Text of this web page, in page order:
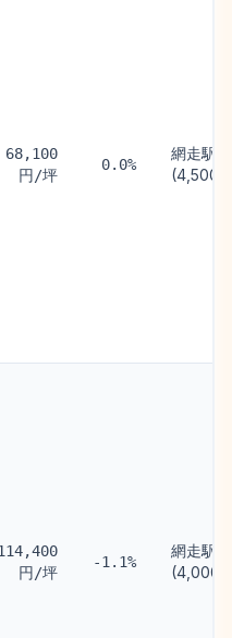
68,100
円/坪
0.0%
網走駅
円/坪
-1.1%
網走駅